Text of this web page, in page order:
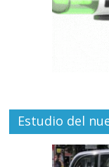
Estudio del